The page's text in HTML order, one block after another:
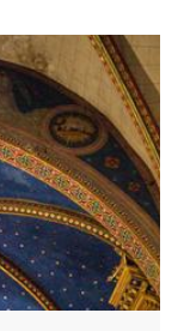
de
combining